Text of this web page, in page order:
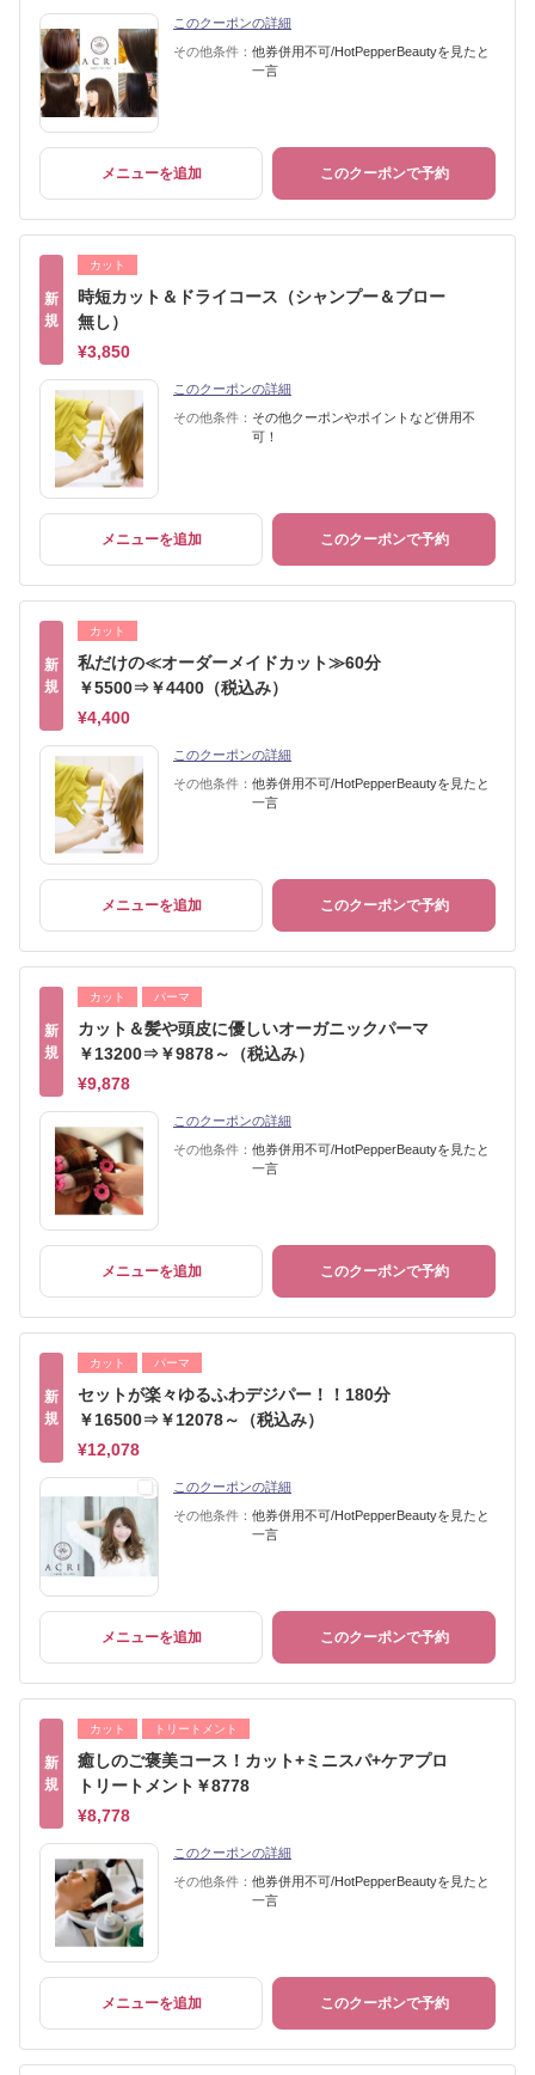
このクーポンの詳細
その他条件： 他券併用不可/HotPepperBeautyを見たと
一言
メニューを追加 このクーポンで予約
新
規
カット
時短カット＆ドライコース（シャンプー＆ブロー
無し）
¥3,850
このクーポンの詳細
その他条件： その他クーポンやポイントなど併用不
可！
メニューを追加 このクーポンで予約
新
規
カット
私だけの≪オーダーメイドカット≫60分
￥5500⇒￥4400（税込み）
¥4,400
このクーポンの詳細
その他条件： 他券併用不可/HotPepperBeautyを見たと
一言
メニューを追加 このクーポンで予約
新
規
カット パーマ
カット＆髪や頭皮に優しいオーガニックパーマ
￥13200⇒￥9878～（税込み）
¥9,878
このクーポンの詳細
その他条件： 他券併用不可/HotPepperBeautyを見たと
一言
メニューを追加 このクーポンで予約
新
規
カット パーマ
セットが楽々ゆるふわデジパー！！180分
￥16500⇒￥12078～（税込み）
¥12,078
このクーポンの詳細
その他条件： 他券併用不可/HotPepperBeautyを見たと
一言
メニューを追加 このクーポンで予約
新
規
カット トリートメント
癒しのご褒美コース！カット+ミニスパ+ケアプロ
トリートメント￥8778
¥8,778
このクーポンの詳細
その他条件： 他券併用不可/HotPepperBeautyを見たと
一言
メニューを追加 このクーポンで予約